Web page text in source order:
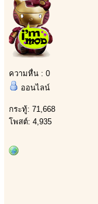
ความหื่น : 0
ออนไลน์
กระทู้: 71,668
โพสต์: 4,935